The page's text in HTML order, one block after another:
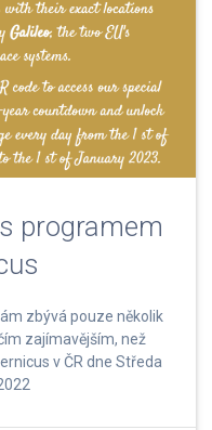
programem
zbývá pouze několik
zajímavějším, než
v ČR dne Středa